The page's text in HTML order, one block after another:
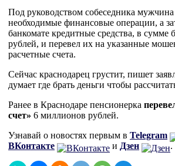
Под руководством собеседника
необходимые финансовые операции, а
банкомате кредитные средства, в сумме
рублей, и перевел их на указанные
расчетные счета.
Сейчас краснодарец грустит, пишет
думает где брать деньги чтобы
Ранее в Краснодаре пенсионерка
счет» 6 миллионов рублей.
Узнавай о новостях первым в Telegram
ВКонтакте
и Дзен .